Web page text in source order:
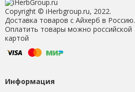
Copyright © iHerbgroup.ru, 2022.
Доставка товаров с Айхерб в Россию.
Оплатить товары можно российской
картой
Информация